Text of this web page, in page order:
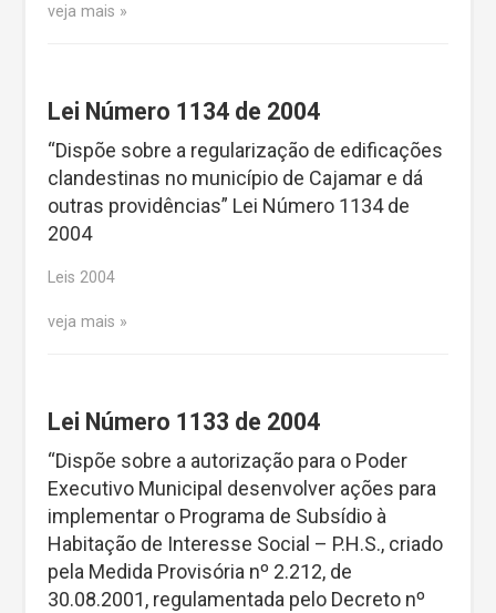
veja mais
Lei Número 1134 de 2004
“Dispõe sobre a regularização de edificações
clandestinas no município de Cajamar e dá
outras providências” Lei Número 1134 de
2004
Leis 2004
veja mais
Lei Número 1133 de 2004
“Dispõe sobre a autorização para o Poder
Executivo Municipal desenvolver ações para
implementar o Programa de Subsídio à
Habitação de Interesse Social – P.H.S., criado
pela Medida Provisória nº 2.212, de
30.08.2001, regulamentada pelo Decreto nº